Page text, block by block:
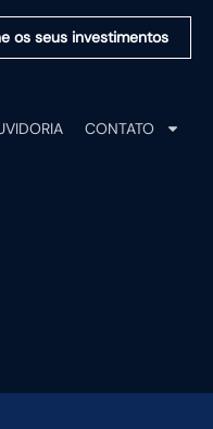
os seus investimentos
CONTATO